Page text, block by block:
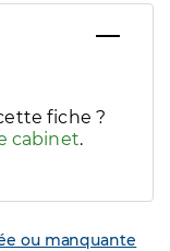
besoins
fiche ?
cabinet.
ou manquante